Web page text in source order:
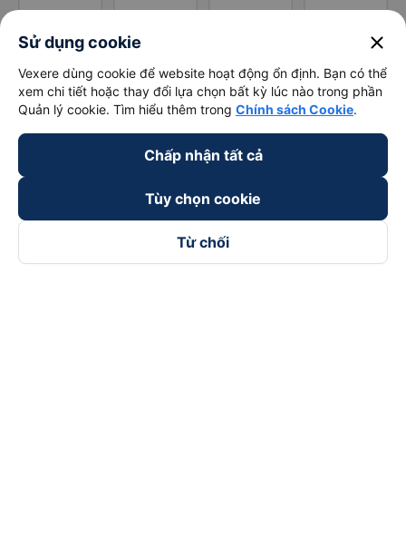
Sử dụng cookie close
Vexere dùng cookie để website hoạt động ổn định. Bạn có thể
xem chi tiết hoặc thay đổi lựa chọn bất kỳ lúc nào trong phần
Quản lý cookie. Tìm hiểu thêm trong Chính sách Cookie.
Chấp nhận tất cả
Tùy chọn cookie
Từ chối